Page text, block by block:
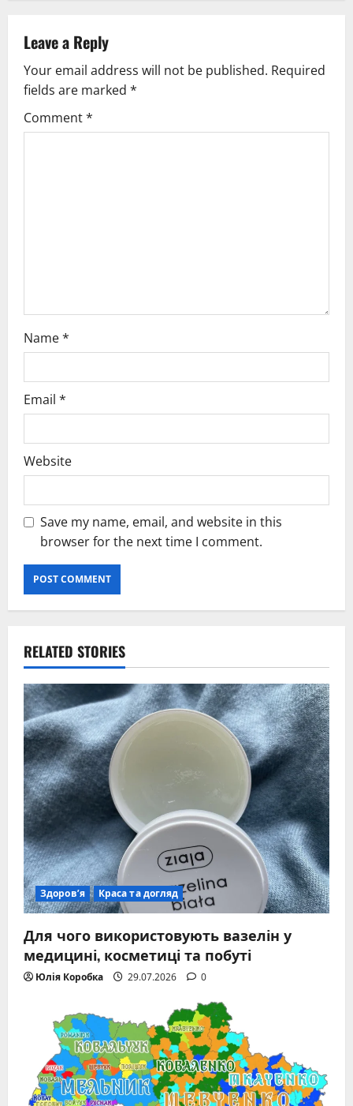
v
i
g
Leave a Reply
Your email address will not be published. Required
fields are marked *
Comment*
Name*
Email *
Website
Save my name, email, and website in this
browser for the next time I comment.
RELATED STORIES
Здоров’я Краса та догляд
Для чого використовують вазелін у
медицині, косметиці та побуті
Юлія Коробка 29.07.2026 0